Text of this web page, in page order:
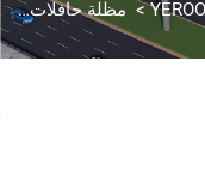
> مظلة حافلات مزودة بتكيف هواء